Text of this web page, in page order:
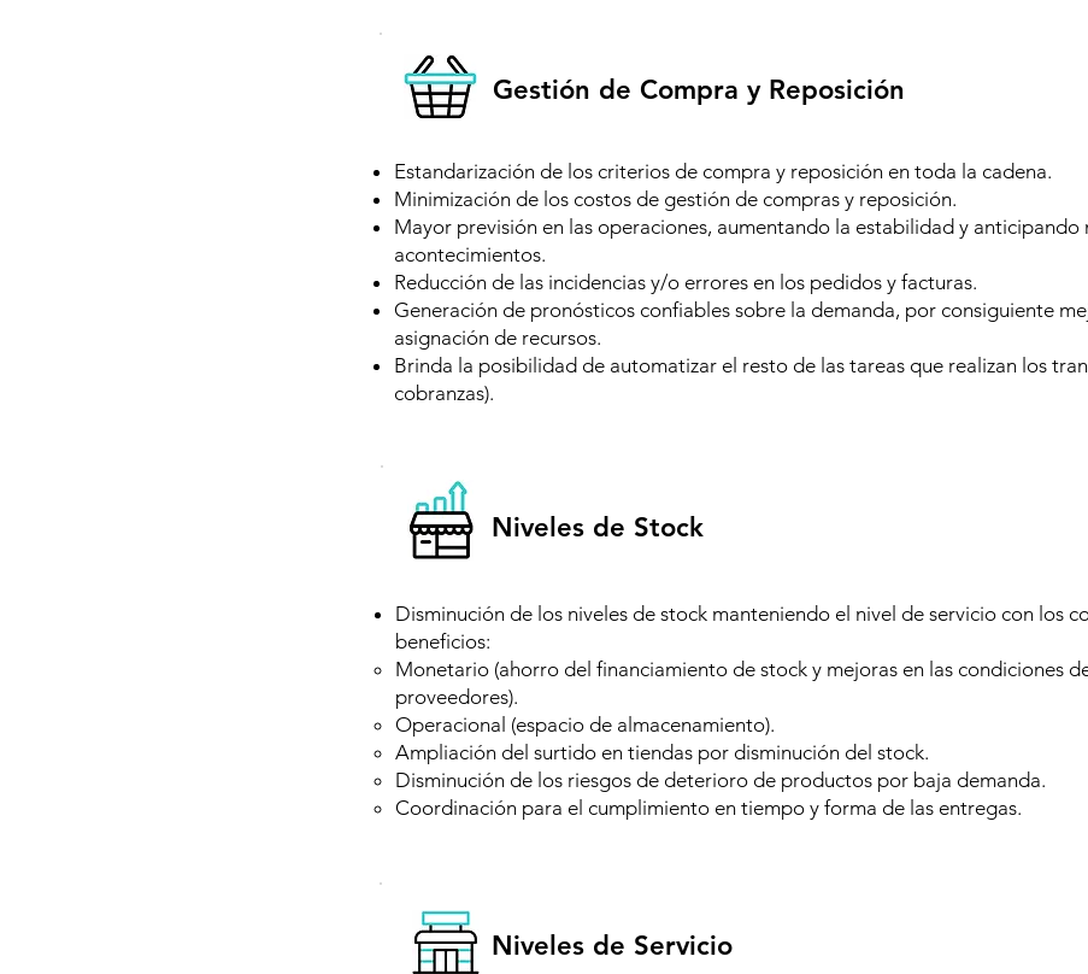
Gestión de Compra y Reposición
Estandarización de los criterios de compra y reposición en toda la cadena.
Minimización de los costos de gestión de compras y reposición.
Mayor previsión en las operaciones, aumentando la estabilidad y anticipando
acontecimientos.
Reducción de las incidencias y/o errores en los pedidos y facturas.
Generación de pronósticos confiables sobre la demanda, por consiguiente
asignación de recursos.
Brinda la posibilidad de automatizar el resto de las tareas que realizan los
cobranzas).
Niveles de Stock
Disminución de los niveles de stock manteniendo el nivel de servicio con los
beneficios:
Monetario (ahorro del financiamiento de stock y mejoras en las condiciones
proveedores).
Operacional (espacio de almacenamiento).
Ampliación del surtido en tiendas por disminución del stock.
Disminución de los riesgos de deterioro de productos por baja demanda.
Coordinación para el cumplimiento en tiempo y forma de las entregas.
Niveles de Servicio